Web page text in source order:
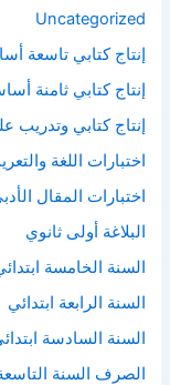
Uncategorized
إنتاج كتابي تاسعة
إنتاج كتابي ثامنة
إنتاج كتابي وتدريب
اختبارات اللغة
اختبارات المقال
البلاغة أولى ثانوي
السنة الخامسة
السنة الرابعة ابتدائي
السنة السادسة
الصرف السنة